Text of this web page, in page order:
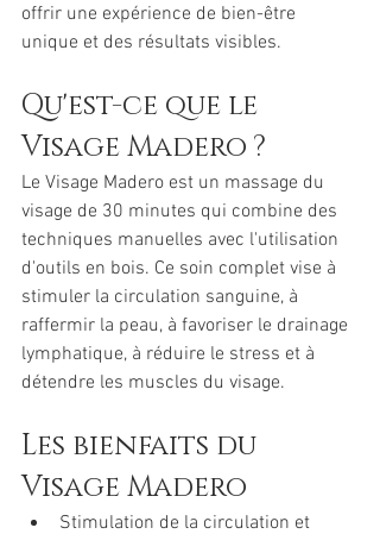
offrir une expérience de bien-être
unique et des résultats visibles.
Qu'est-ce que le
Visage Madero ?
Le Visage Madero est un massage du
visage de 30 minutes qui combine des
techniques manuelles avec l'utilisation
d'outils en bois. Ce soin complet vise à
stimuler la circulation sanguine, à
raffermir la peau, à favoriser le drainage
lymphatique, à réduire le stress et à
détendre les muscles du visage.
Les bienfaits du
Visage Madero
Stimulation de la circulation et